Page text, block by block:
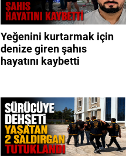
Yeğenini kurtarmak için
denize giren şahıs
hayatını kaybetti